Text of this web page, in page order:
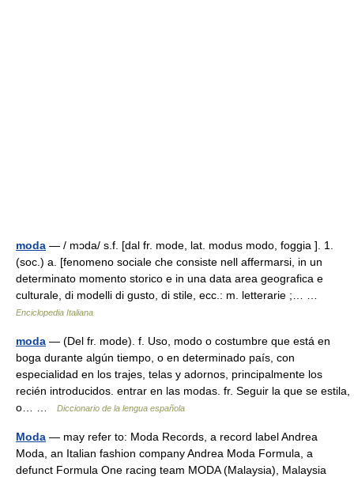
moda — / mɔda/ s.f. [dal fr. mode, lat. modus modo, foggia ]. 1.
(soc.) a. [fenomeno sociale che consiste nell affermarsi, in un
determinato momento storico e in una data area geografica e
culturale, di modelli di gusto, di stile, ecc.: m. letterarie ;… …
Enciclopedia Italiana
moda — (Del fr. mode). f. Uso, modo o costumbre que está en
boga durante algún tiempo, o en determinado país, con
especialidad en los trajes, telas y adornos, principalmente los
recién introducidos. entrar en las modas. fr. Seguir la que se estila,
o… …
Diccionario de la lengua española
Moda — may refer to: Moda Records, a record label Andrea
Moda, an Italian fashion company Andrea Moda Formula, a
defunct Formula One racing team MODA (Malaysia), Malaysia